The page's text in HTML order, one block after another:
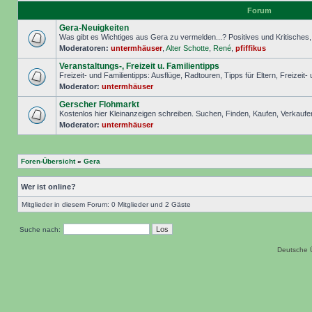
Forum
Gera-Neuigkeiten
Was gibt es Wichtiges aus Gera zu vermelden...? Positives und
Moderatoren: untermhäuser, Alter Schotte René pfiffikus
Veranstaltungs-, Freizeit u. Familientipps
Freizeit- und Familientipps: Ausflüge, Radtouren, Tipps für Eltern, Freizeit-
Moderator: untermhäuser
Gerscher Flohmarkt
Kostenlos hier Kleinanzeigen schreiben. Suchen, Finden, Kaufen,
Moderator: untermhäuser
Foren-Übersicht» Gera
Wer ist online?
Mitglieder in diesem Forum: 0 Mitglieder und 2 Gäste
Suche nach:
Deutsche